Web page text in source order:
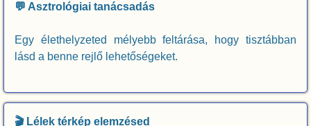
💬 Asztrológiai tanácsadás
Egy élethelyzeted mélyebb feltárása, hogy tisztábban
lásd a benne rejlő lehetőségeket.
🎬 Lélek térkép elemzésed